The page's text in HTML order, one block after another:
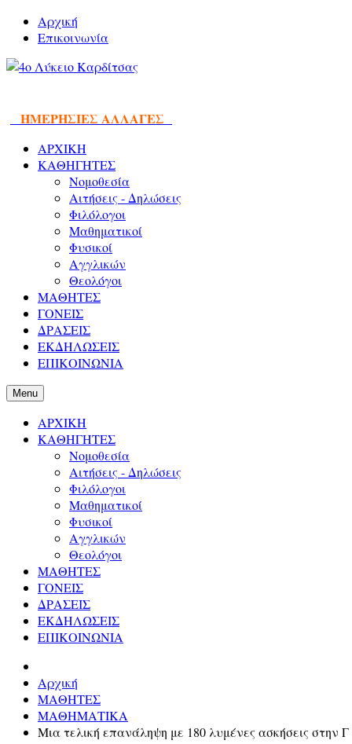
Αρχική
Επικοινωνία
ΗΜΕΡΗΣΙΕΣ ΑΛΛΑΓΕΣ
ΑΡΧΙΚΗ
ΚΑΘΗΓΗΤΕΣ
Νομοθεσία
Αιτήσεις - Δηλώσεις
Φιλόλογοι
Μαθηματικοί
Φυσικοί
Αγγλικών
Θεολόγοι
ΜΑΘΗΤΕΣ
ΓΟΝΕΙΣ
ΔΡΑΣΕΙΣ
ΕΚΔΗΛΩΣΕΙΣ
ΕΠΙΚΟΙΝΩΝΙΑ
Menu
ΑΡΧΙΚΗ
ΚΑΘΗΓΗΤΕΣ
Νομοθεσία
Αιτήσεις - Δηλώσεις
Φιλόλογοι
Μαθηματικοί
Φυσικοί
Αγγλικών
Θεολόγοι
ΜΑΘΗΤΕΣ
ΓΟΝΕΙΣ
ΔΡΑΣΕΙΣ
ΕΚΔΗΛΩΣΕΙΣ
ΕΠΙΚΟΙΝΩΝΙΑ
Αρχική
ΜΑΘΗΤΕΣ
ΜΑΘΗΜΑΤΙΚΑ
Μια τελική επανάληψη με 180 λυμένες ασκήσεις στην Γ